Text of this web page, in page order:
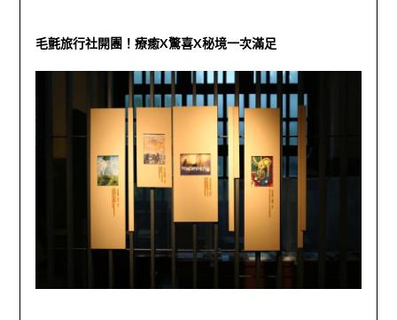
毛氈旅行社開團！療癒X驚喜X秘境一次滿足